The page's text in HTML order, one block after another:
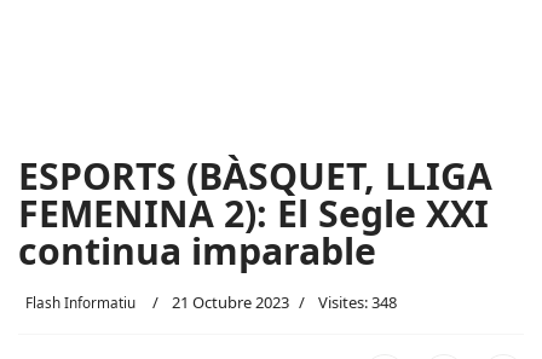
ESPORTS (BÀSQUET, LLIGA
FEMENINA 2): El Segle XXI
continua imparable
Flash Informatiu 21 Octubre 2023 Visites: 348